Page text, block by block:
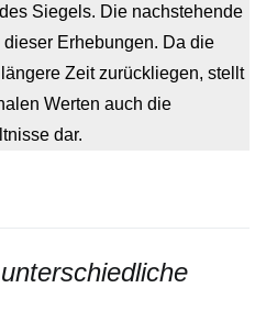
Siegels. Die nachstehende
Erhebungen. Da die
Zeit zurückliegen, stellt
Werten auch die
dar.